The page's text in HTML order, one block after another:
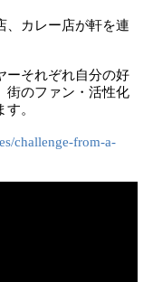
、カレー店が軒を連
ーそれぞれ自分の好
街のファン・活性化
。
challenge-from-a-